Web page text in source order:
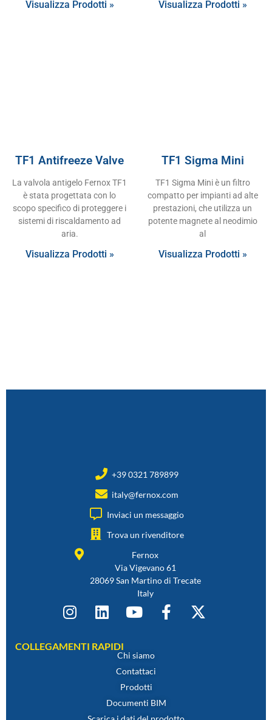
Visualizza Prodotti » Visualizza Prodotti »
TF1 Antifreeze Valve
La valvola antigelo Fernox TF1
è stata progettata con lo
scopo specifico di proteggere i
sistemi di riscaldamento ad
aria.
Visualizza Prodotti »
TF1 Sigma Mini
TF1 Sigma Mini è un filtro
compatto per impianti ad alte
prestazioni, che utilizza un
potente magnete al neodimio
al
Visualizza Prodotti »
+39 0321 789899
italy@fernox.com
Inviaci un messaggio
Trova un rivenditore
Fernox
Via Vigevano 61
28069 San Martino di Trecate
Italy
COLLEGAMENTI RAPIDI
Chi siamo
Contattaci
Prodotti
Documenti BIM